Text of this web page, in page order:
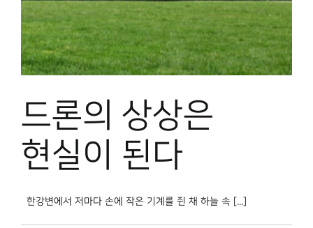
박물관 홈페이지
드론의 상상은
현실이 된다
한강변에서 저마다 손에 작은 기계를 쥔 채 하늘 속 [...]